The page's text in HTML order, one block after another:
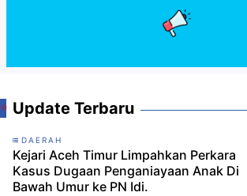
Update Terbaru
DAERAH
Kejari Aceh Timur Limpahkan Perkara
Kasus Dugaan Penganiayaan Anak Di
Bawah Umur ke PN Idi.